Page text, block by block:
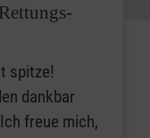
spitze!
dankbar
freue mich,